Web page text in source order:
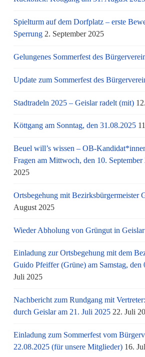
Spielturm auf dem Dorfplatz – erste
Sperrung 2. September 2025
Gelungenes Sommerfest des
Update zum Sommerfest des
Stadtradeln 2025 – Geislar radelt (mit)
Köttgang am Sonntag, den 31.08.2025
Beuel will’s wissen – OB-
Fragen am Mittwoch, den 10. September
2025
Ortsbegehung mit Bezirksbürgermeister
August 2025
Wieder Abholung von Grüngut in Geislar
Einladung zur Ortsbegehung mit dem
Guido Pfeiffer (Grüne) am Samstag, den
Juli 2025
Nachbericht zum Rundgang mit
durch Geislar am 21. Juli 2025 22. Juli
Einladung zum Sommerfest vom
22.08.2025 (für unsere Mitglieder) 16.